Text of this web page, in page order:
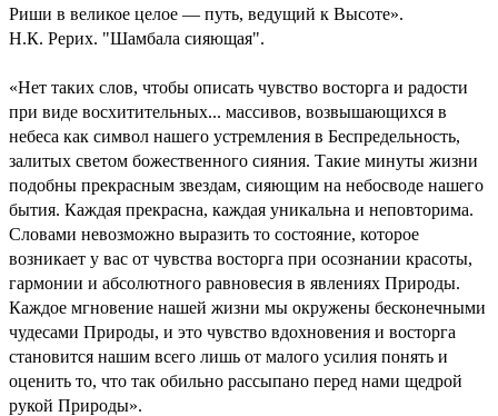
Риши в великое целое — путь, ведущий к Высоте».
Н.К. Рерих. "Шамбала сияющая".
«Нет таких слов, чтобы описать чувство восторга и радости
при виде восхитительных... массивов, возвышающихся в
небеса как символ нашего устремления в Беспредельность,
залитых светом божественного сияния. Такие минуты жизни
подобны прекрасным звездам, сияющим на небосводе нашего
бытия. Каждая прекрасна, каждая уникальна и неповторима.
Словами невозможно выразить то состояние, которое
возникает у вас от чувства восторга при осознании красоты,
гармонии и абсолютного равновесия в явлениях Природы.
Каждое мгновение нашей жизни мы окружены бесконечными
чудесами Природы, и это чувство вдохновения и восторга
становится нашим всего лишь от малого усилия понять и
оценить то, что так обильно рассыпано перед нами щедрой
рукой Природы».